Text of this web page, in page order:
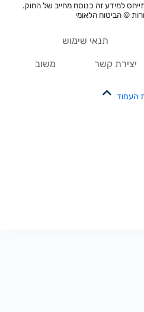
למידע זה כנוסח מחייב של החוק.
© הביטוח הלאומי
תנאי שימוש
יצירת קשר משוב